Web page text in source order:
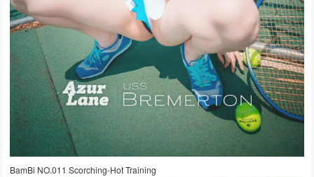
BamBi NO.011 Scorching-Hot Training